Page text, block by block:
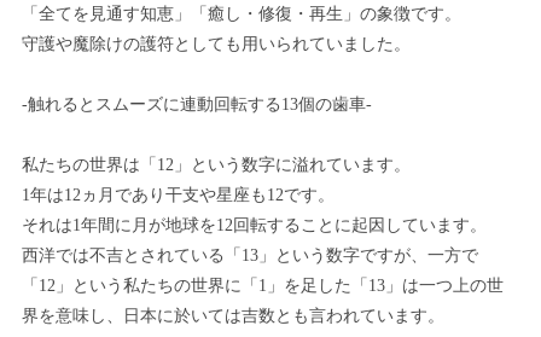
「全てを見通す知恵」「癒し・修復・再生」の象徴です。
守護や魔除けの護符としても用いられていました。
-触れるとスムーズに連動回転する13個の歯車-
私たちの世界は「12」という数字に溢れています。
1年は12ヵ月であり干支や星座も12です。
それは1年間に月が地球を12回転することに起因しています。
西洋では不吉とされている「13」という数字ですが、一方で
「12」という私たちの世界に「1」を足した「13」は一つ上の世
界を意味し、日本に於いては吉数とも言われています。